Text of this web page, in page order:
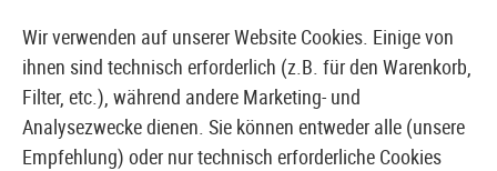
EUROPÄISCHER AIRSOFT SHOP & GROßHÄNDLER
Wir verwenden auf unserer Website Cookies. Einige von
ihnen sind technisch erforderlich (z.B. für den Warenkorb,
Filter, etc.), während andere Marketing- und
Analysezwecke dienen. Sie können entweder alle (unsere
Empfehlung) oder nur technisch erforderliche Cookies